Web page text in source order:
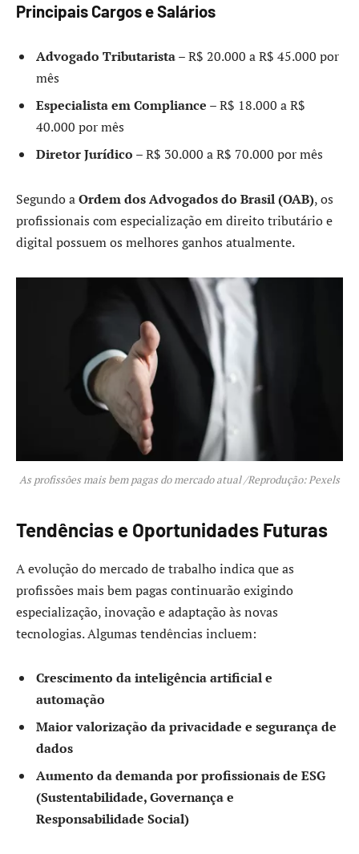
Principais Cargos e Salários
Advogado Tributarista– R$ 20.000 a R$ 45.000 por
mês
Especialista em Compliance – R$ 18.000 a R$
40.000 por mês
Diretor Jurídico – R$ 30.000 a R$ 70.000 por mês
Segundo aOrdem dos Advogados do Brasil (OAB), os
profissionais com especialização em direito tributário e
digital possuem os melhores ganhos atualmente.
As profissões mais bem pagas do mercado atual /Reprodução: Pexels
Tendências e Oportunidades Futuras
A evolução do mercado de trabalho indica que as
profissões mais bem pagas continuarão exigindo
especialização, inovação e adaptação às novas
tecnologias. Algumas tendências incluem:
Crescimento da inteligência artificial e
automação
Maior valorização da privacidade e segurança de
dados
Aumento da demanda por profissionais de ESG
(Sustentabilidade, Governança e
Responsabilidade Social)